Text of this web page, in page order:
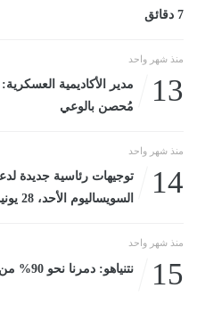
7 دقائق
منذ شهر واحد
13
مدير الأكاديمية
مُحصن بالوعي
منذ شهر واحد
14
توجيهات رئاسية جديدة
السويساليوم الأحد، 28 يونيو 2026 01:52 مـ
منذ شهر واحد
15 نتنياهو: دمرنا نحو 90% من مخزون حزب الله الصاروخى